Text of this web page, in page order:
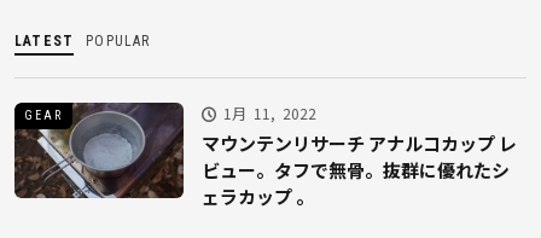
LATEST POPULAR
1月 11, 2022
GEAR
マウンテンリサーチ アナルコカップ レ
ビュー。タフで無骨。抜群に優れたシ
ェラカップ 。